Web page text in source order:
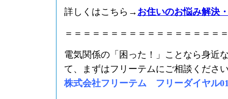
詳しくはこちら→ お住いのお悩み解決
＝＝＝＝＝＝＝＝＝＝＝＝＝＝＝＝＝
電気関係の「困った！」ことなら身近
て、まずはフリーテムにご相談くださ
株式会社フリーテム フリーダイヤル